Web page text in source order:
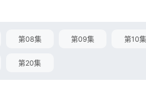
第08集 第09集 第10集
第20集